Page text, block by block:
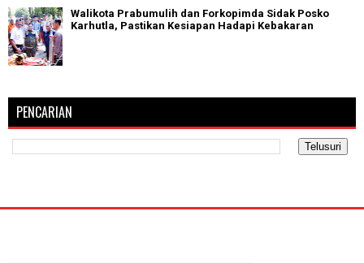
Walikota Prabumulih dan Forkopimda Sidak Posko
Karhutla, Pastikan Kesiapan Hadapi Kebakaran
PENCARIAN